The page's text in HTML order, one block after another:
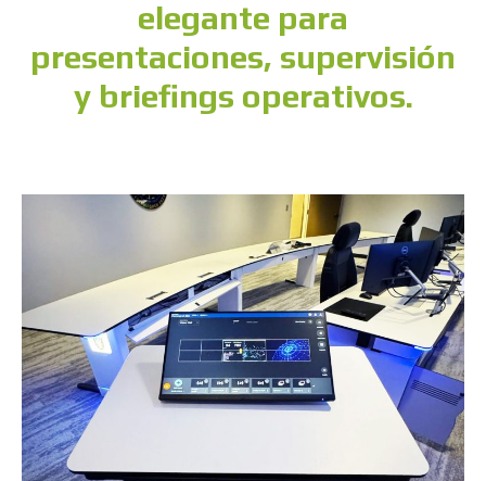
elegante para
presentaciones, supervisión
y briefings operativos.